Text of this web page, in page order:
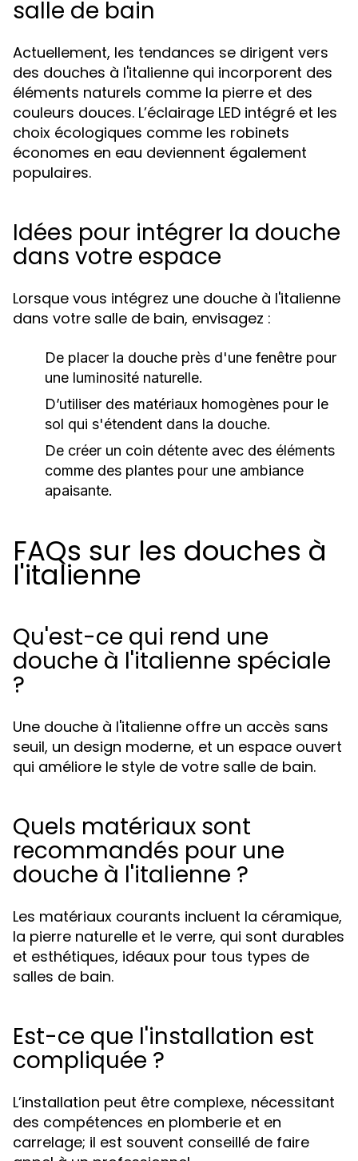
salle de bain
Actuellement, les tendances se dirigent vers
des douches à l'italienne qui incorporent des
éléments naturels comme la pierre et des
couleurs douces. L’éclairage LED intégré et les
choix écologiques comme les robinets
économes en eau deviennent également
populaires.
Idées pour intégrer la douche
dans votre espace
Lorsque vous intégrez une douche à l'italienne
dans votre salle de bain, envisagez :
De placer la douche près d'une fenêtre pour
une luminosité naturelle.
D’utiliser des matériaux homogènes pour le
sol qui s'étendent dans la douche.
De créer un coin détente avec des éléments
comme des plantes pour une ambiance
apaisante.
FAQs sur les douches à
l'italienne
Qu'est-ce qui rend une
douche à l'italienne spéciale
?
Une douche à l'italienne offre un accès sans
seuil, un design moderne, et un espace ouvert
qui améliore le style de votre salle de bain.
Quels matériaux sont
recommandés pour une
douche à l'italienne ?
Les matériaux courants incluent la céramique,
la pierre naturelle et le verre, qui sont durables
et esthétiques, idéaux pour tous types de
salles de bain.
Est-ce que l'installation est
compliquée ?
L’installation peut être complexe, nécessitant
des compétences en plomberie et en
carrelage; il est souvent conseillé de faire